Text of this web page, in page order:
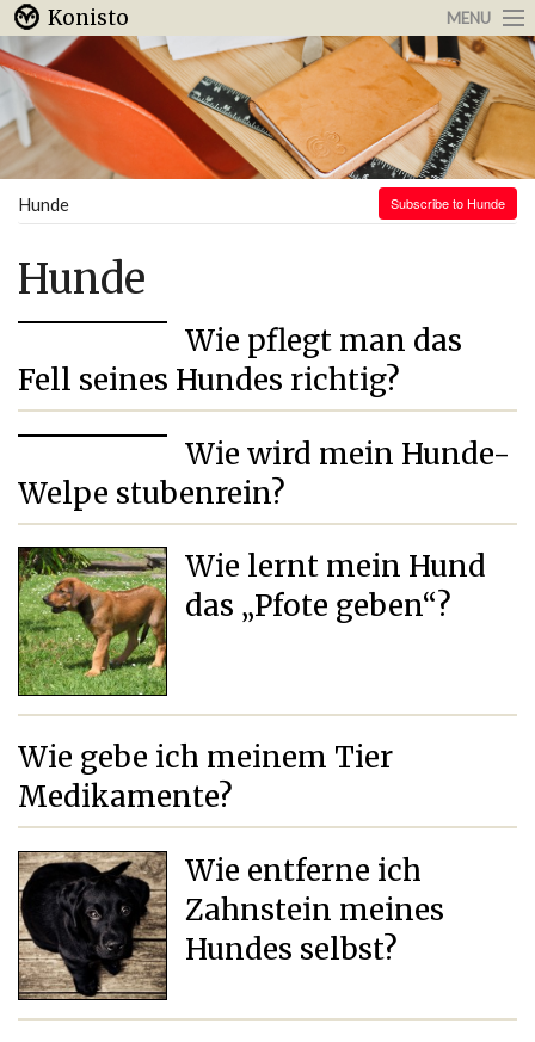
Konisto MENU
Arbeit & Karriere
Internet
Urlaub & Reisen
Hunde Subscribe to Hunde
Hunde
Wie pflegt man das
Fell seines Hundes richtig?
Wie wird mein Hunde-
Welpe stubenrein?
Wie lernt mein Hund
das „Pfote geben“?
Wie gebe ich meinem Tier
Medikamente?
Wie entferne ich
Zahnstein meines
Hundes selbst?